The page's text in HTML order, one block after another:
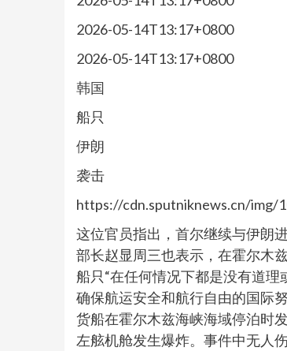
2026-05-14T13:17+0800
2026-05-14T13:17+0800
韩国
船只
伊朗
袭击
https://cdn.sputniknews.cn/img/
这位官员指出，首尔继续与伊朗
部长赵显周三也表示，在霍尔木
船只“在任何情况下都是没有道
确保航运安全和航行自由的国际
货船在霍尔木兹海峡海域停泊时
左舷机舱发生爆炸。事件中无人